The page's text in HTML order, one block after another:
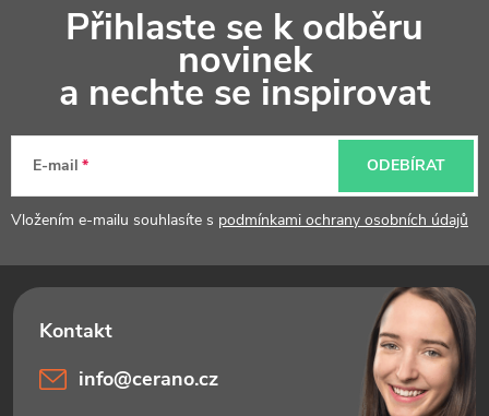
a
Přihlaste se k odběru
novinek
a nechte se inspirovat
E-mail
Vložením e-mailu souhlasíte s podmínkami ochrany osobních údajů
ODEBÍRAT
info@cerano.cz